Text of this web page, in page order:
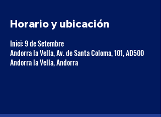
Horario y ubicación
Inici: 9 de Setembre
Andorra la Vella, Av. de Santa Coloma, 101, AD500
Andorra la Vella, Andorra